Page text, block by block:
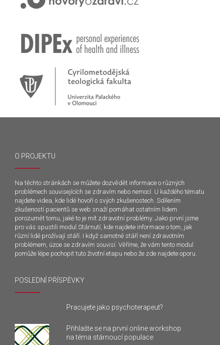
O PROJEKTU
Na těchto stránkách se můžete dozvědět informace o různých
problémech souvisejících se zdravím nebo nemocí. U každého tématu
najdete videa, kde lidé hovoří o svých zkušenostech. Sdílením
zkušeností pacientů se web snaží pomáhat ostatním lidem
porozumět tomu, jaké to je mít zdravotní problémy. Jako první jsme
pro vás spustili modul Stárnutí, kde najdete informace o tom, jak
různí lidé prožívají stáří. I když samotné stáří není zdravotním
problémem, úzce se zdravím souvisí. Věříme, že vám tento modul
pomůže lépe pochopit tuto životní etapu nebo že zde najdete oporu.
POSLEDNÍ PŘÍSPĚVKY
Pracujete jako psychoterapeut?
Přihlašte se na první online workshop
na téma stárnoucí populace